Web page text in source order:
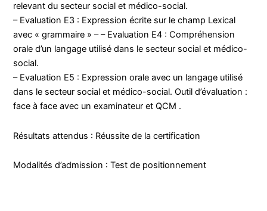
relevant du secteur social et médico-social.
– Evaluation E3 : Expression écrite sur le champ Lexical
avec « grammaire » – – Evaluation E4 : Compréhension
orale d’un langage utilisé dans le secteur social et médico-
social.
– Evaluation E5 : Expression orale avec un langage utilisé
dans le secteur social et médico-social. Outil d’évaluation :
face à face avec un examinateur et QCM .
Résultats attendus : Réussite de la certification
Modalités d’admission : Test de positionnement